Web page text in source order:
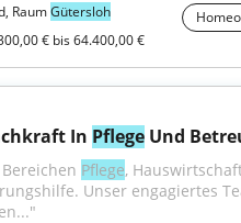
RaumGütersloh
€ bis 64.400,00 €
In Pflege Und
Pflege,
Unser engagiertes